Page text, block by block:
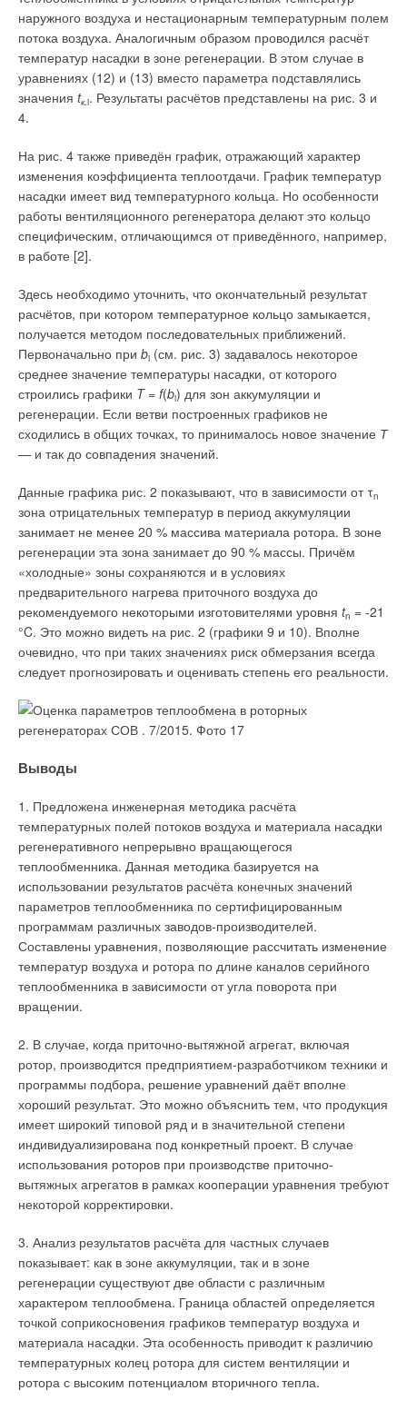
наружного воздуха и нестационарным температурным полем
потока воздуха. Аналогичным образом проводился расчёт
температур насадки в зоне регенерации. В этом случае в
уравнениях (12) и (13) вместо параметра подставлялись
значения tк.i. Результаты расчётов представлены на рис. 3 и
4.
На рис. 4 также приведён график, отражающий характер
изменения коэффициента теплоотдачи. График температур
насадки имеет вид температурного кольца. Но особенности
работы вентиляционного регенератора делают это кольцо
специфическим, отличающимся от приведённого, например,
в работе [2].
Здесь необходимо уточнить, что окончательный результат
расчётов, при котором температурное кольцо замыкается,
получается методом последовательных приближений.
Первоначально при bi (см. рис. 3) задавалось некоторое
среднее значение температуры насадки, от которого
строились графики T= f(bi) для зон аккумуляции и
регенерации. Если ветви построенных графиков не
сходились в общих точках, то принималось новое значение Т
— и так до совпадения значений.
Данные графика рис. 2 показывают, что в зависимости от τn
зона отрицательных температур в период аккумуляции
занимает не менее 20 % массива материала ротора. В зоне
регенерации эта зона занимает до 90 % массы. Причём
«холодные» зоны сохраняются и в условиях
предварительного нагрева приточного воздуха до
рекомендуемого некоторыми изготовителями уровня tn = -21
°C. Это можно видеть на рис. 2 (графики 9 и 10). Вполне
очевидно, что при таких значениях риск обмерзания всегда
следует прогнозировать и оценивать степень его реальности.
Выводы
1. Предложена инженерная методика расчёта
температурных полей потоков воздуха и материала насадки
регенеративного непрерывно вращающегося
теплообменника. Данная методика базируется на
использовании результатов расчёта конечных значений
параметров теплообменника по сертифицированным
программам различных заводов-производителей.
Составлены уравнения, позволяющие рассчитать изменение
температур воздуха и ротора по длине каналов серийного
теплообменника в зависимости от угла поворота при
вращении.
2. В случае, когда приточно-вытяжной агрегат, включая
ротор, производится предприятием-разработчиком техники и
программы подбора, решение уравнений даёт вполне
хороший результат. Это можно объяснить тем, что продукция
имеет широкий типовой ряд и в значительной степени
индивидуализирована под конкретный проект. В случае
использования роторов при производстве приточно-
вытяжных агрегатов в рамках кооперации уравнения требуют
некоторой корректировки.
3. Анализ результатов расчёта для частных случаев
показывает: как в зоне аккумуляции, так и в зоне
регенерации существуют две области с различным
характером теплообмена. Граница областей определяется
точкой соприкосновения графиков температур воздуха и
материала насадки. Эта особенность приводит к различию
температурных колец ротора для систем вентиляции и
ротора с высоким потенциалом вторичного тепла.